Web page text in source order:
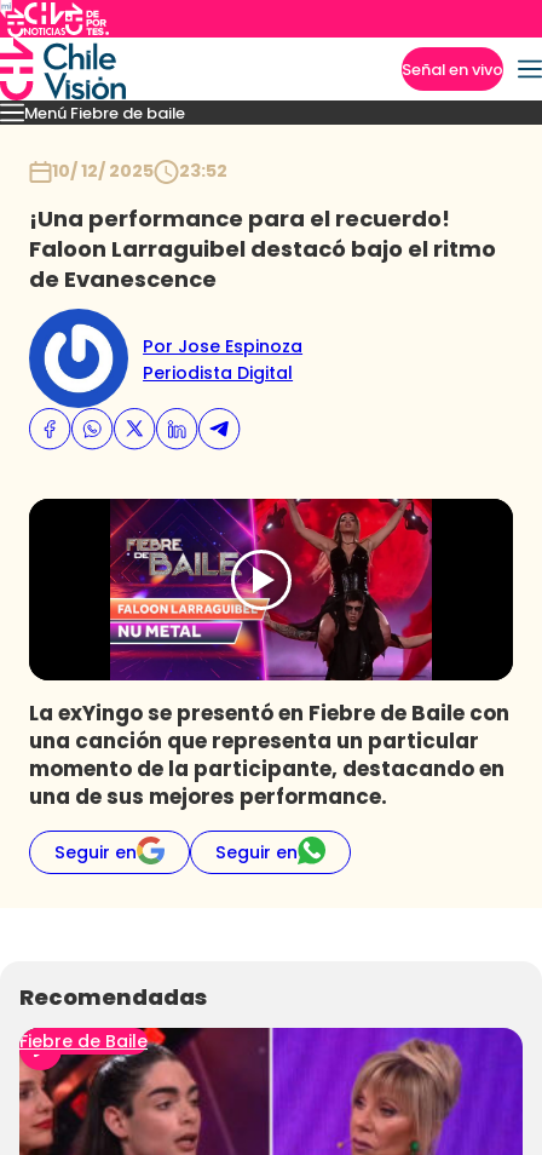
Señal en vivo
Menú Fiebre de baile
Mejores MomentosPresentacionesEl VAR-After del baile
10/ 12/ 2025 23:52
¡Una performance para el recuerdo!
Faloon Larraguibel destacó bajo el ritmo
de Evanescence
Por Jose Espinoza
Periodista Digital
La exYingo se presentó en Fiebre de Baile con
una canción que representa un particular
momento de la participante, destacando en
una de sus mejores performance.
Seguir en Seguir en
Recomendadas
Fiebre de Baile
Imperdibles
Programas
Club De La Comedia
Contigo en Directo
Plan Perfecto
El Tiempo
Sabingo
Todos Los Programas